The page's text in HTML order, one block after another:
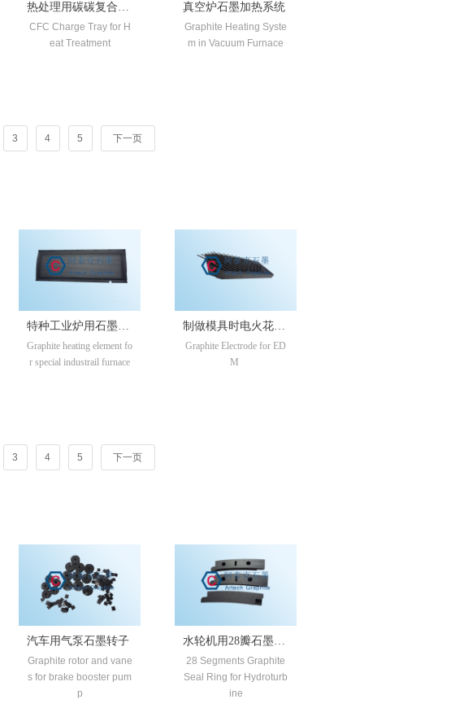
热处理用碳碳复合材
料装料架
CFC Charge Tray for H
eat Treatment
真空炉石墨加热系统
Graphite Heating Syste
m in Vacuum Furnace
3 4 5 下一页
特种工业炉用石墨发
热体
Graphite heating element fo
r special industrail furnace
制做模具时电火花放
电加工用的石墨电极
Graphite Electrode for ED
M
3 4 5 下一页
汽车用气泵石墨转子
Graphite rotor and vane
s for brake booster pum
p
水轮机用28瓣石墨分
瓣密封环
28 Segments Graphite
Seal Ring for Hydroturb
ine